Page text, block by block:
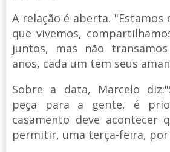
A relação é aberta. "Estamos
que vivemos,
juntos, mas não
anos, cada um tem seus
Sobre a data, Marcelo
peça para a gente, é
casamento deve acontecer
permitir, uma terça-feira, por